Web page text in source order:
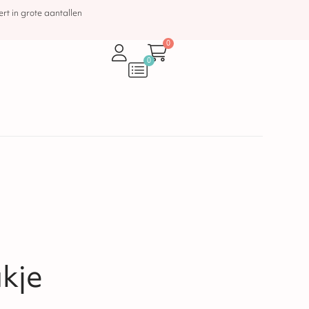
in grote aantallen
0
0